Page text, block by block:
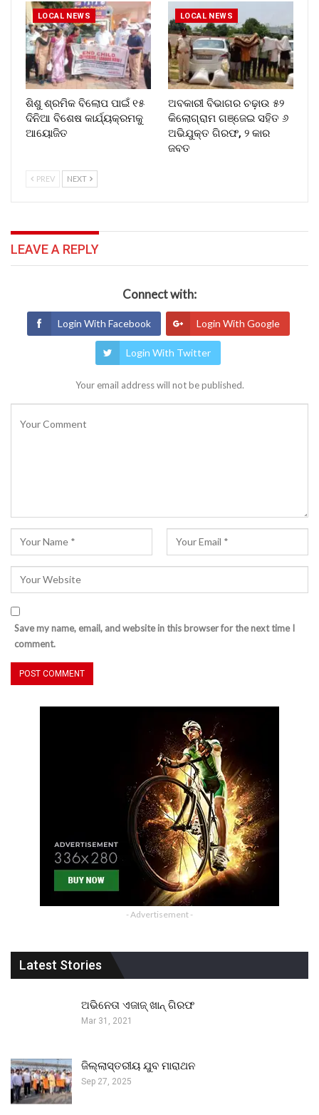
LOCAL NEWS
ଶିଶୁ ଶ୍ରମିକ ବିଲୋପ ପାଇଁ ୧୫
ଦିନିଆ ବିଶେଷ କାର୍ଯ୍ୟକ୍ରମକୁ
ଆୟୋଜିତ
LOCAL NEWS
ଅବକାରୀ ବିଭାଗର ଚଢ଼ାଉ ୫୨
କିଲୋଗ୍ରାମ ଗଞ୍ଜେଇ ସହିତ ୬
ଅଭିଯୁକ୍ତ ଗିରଫ, ୨ କାର
ଜବତ
PREV NEXT
LEAVE A REPLY
Connect with:
Login With Facebook Login With Google
Login With Twitter
Your email address will not be published.
Save my name, email, and website in this browser for the next time I
comment.
- Advertisement -
Latest Stories
ଅଭିନେତା ଏଜାଜ୍ ଖାନ୍ ଗିରଫ
Mar 31, 2021
ଜିଲ୍ଲାସ୍ତରୀୟ ଯୁବ ମାରାଥନ
Sep 27, 2025